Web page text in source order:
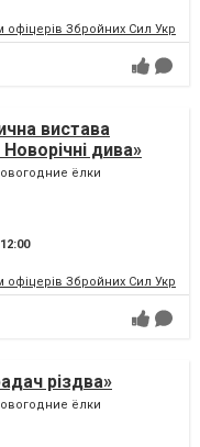
Збройних Сил
вистава
дива»
ёлки
Збройних Сил
різдва»
ёлки